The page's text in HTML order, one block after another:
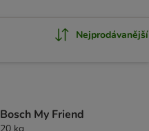
Nejprodávanější
Bosch My Friend